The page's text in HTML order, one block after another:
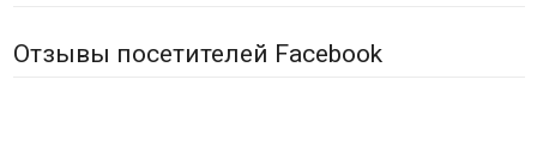
Отзывы посетителей Facebook